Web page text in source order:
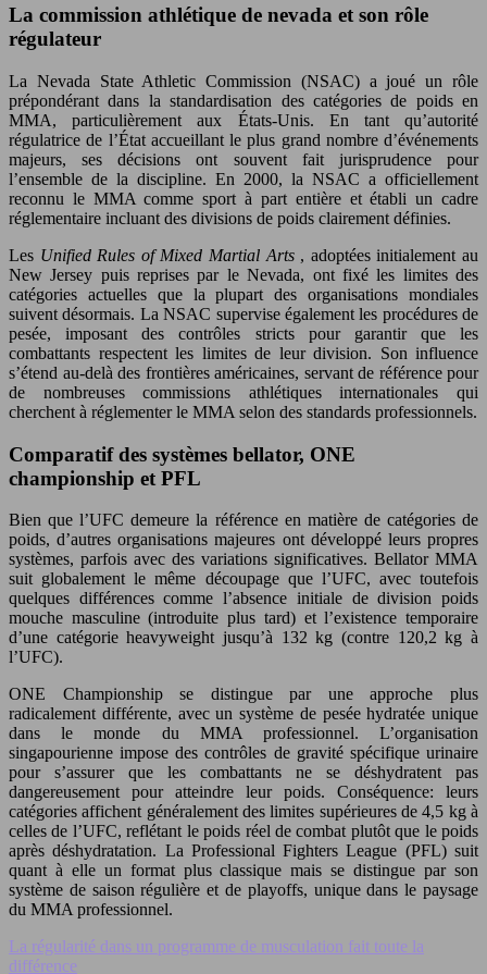
La commission athlétique de nevada et son rôle
régulateur
La Nevada State Athletic Commission (NSAC) a joué un rôle
prépondérant dans la standardisation des catégories de poids en
MMA, particulièrement aux États-Unis. En tant qu’autorité
régulatrice de l’État accueillant le plus grand nombre d’événements
majeurs, ses décisions ont souvent fait jurisprudence pour
l’ensemble de la discipline. En 2000, la NSAC a officiellement
reconnu le MMA comme sport à part entière et établi un cadre
réglementaire incluant des divisions de poids clairement définies.
Les Unified Rules of Mixed Martial Arts , adoptées initialement au
New Jersey puis reprises par le Nevada, ont fixé les limites des
catégories actuelles que la plupart des organisations mondiales
suivent désormais. La NSAC supervise également les procédures de
pesée, imposant des contrôles stricts pour garantir que les
combattants respectent les limites de leur division. Son influence
s’étend au-delà des frontières américaines, servant de référence pour
de nombreuses commissions athlétiques internationales qui
cherchent à réglementer le MMA selon des standards professionnels.
Comparatif des systèmes bellator, ONE
championship et PFL
Bien que l’UFC demeure la référence en matière de catégories de
poids, d’autres organisations majeures ont développé leurs propres
systèmes, parfois avec des variations significatives. Bellator MMA
suit globalement le même découpage que l’UFC, avec toutefois
quelques différences comme l’absence initiale de division poids
mouche masculine (introduite plus tard) et l’existence temporaire
d’une catégorie heavyweight jusqu’à 132 kg (contre 120,2 kg à
l’UFC).
ONE Championship se distingue par une approche plus
radicalement différente, avec un système de pesée hydratée unique
dans le monde du MMA professionnel. L’organisation
singapourienne impose des contrôles de gravité spécifique urinaire
pour s’assurer que les combattants ne se déshydratent pas
dangereusement pour atteindre leur poids. Conséquence: leurs
catégories affichent généralement des limites supérieures de 4,5 kg à
celles de l’UFC, reflétant le poids réel de combat plutôt que le poids
après déshydratation. La Professional Fighters League (PFL) suit
quant à elle un format plus classique mais se distingue par son
système de saison régulière et de playoffs, unique dans le paysage
du MMA professionnel.
La régularité dans un programme de musculation fait toute la
différence